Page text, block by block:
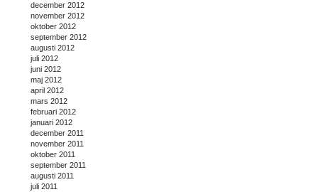
december 2012
november 2012
oktober 2012
september 2012
augusti 2012
juli 2012
juni 2012
maj 2012
april 2012
mars 2012
februari 2012
januari 2012
december 2011
november 2011
oktober 2011
september 2011
augusti 2011
juli 2011